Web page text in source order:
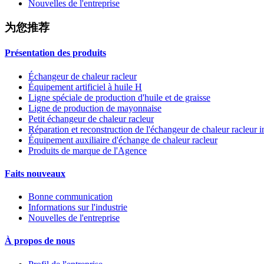
Nouvelles de l'entreprise
为您推荐
Présentation des produits
Échangeur de chaleur racleur
Équipement artificiel à huile H
Ligne spéciale de production d'huile et de graisse
Ligne de production de mayonnaise
Petit échangeur de chaleur racleur
Réparation et reconstruction de l'échangeur de chaleur racleur
Équipement auxiliaire d'échange de chaleur racleur
Produits de marque de l'Agence
Faits nouveaux
Bonne communication
Informations sur l'industrie
Nouvelles de l'entreprise
À propos de nous